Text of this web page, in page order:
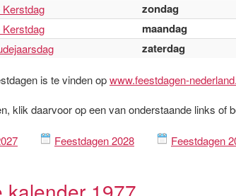
Kerstdag zondag
Kerstdag maandag
zaterdag
is te vinden opwww.feestdagen-
klik daarvoor op een van onderstaande links of
Feestdagen 2028 Feestdagen